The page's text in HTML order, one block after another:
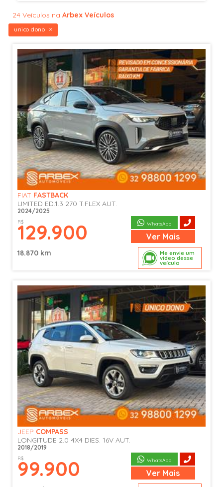
24 Veículos na Arbex Veículos
unico dono
Me envie um
vídeo desse
veículo
FIAT FASTBACK
LIMITED ED.1.3 270 T.FLEX AUT.
2024/2025
R$
129.900 WhatsApp
Ver Mais
18.870 km
JEEP COMPASS
LONGITUDE 2.0 4X4 DIES. 16V AUT.
2018/2019
R$
99.900 WhatsApp
Ver Mais